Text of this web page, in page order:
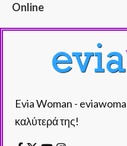
Online
Evia Woman -
καλύτερά της!